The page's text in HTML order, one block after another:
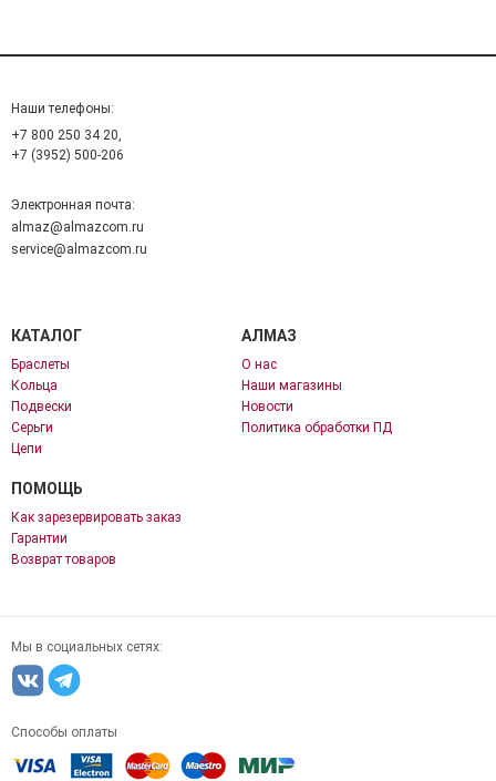
Наши телефоны:
+7 800 250 34 20,
+7 (3952) 500-206
Электронная почта:
almaz@almazcom.ru
service@almazcom.ru
КАТАЛОГ
Браслеты
Кольца
Подвески
Серьги
Цепи
АЛМАЗ
О нас
Наши магазины
Новости
Политика обработки ПД
ПОМОЩЬ
Как зарезервировать заказ
Гарантии
Возврат товаров
Мы в социальных сетях:
Способы оплаты